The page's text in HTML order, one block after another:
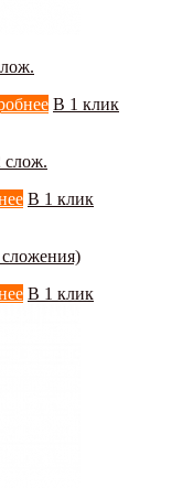
В 1 клик
слож.
В 1 клик
В 1 клик